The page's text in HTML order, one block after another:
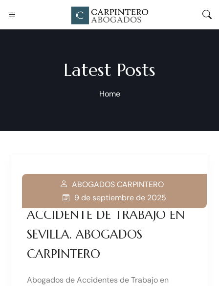
Latest Posts
Home
ACCIDENTE DE TRABAJO EN
SEVILLA. ABOGADOS
CARPINTERO
ABOGADOS CARPINTERO
9 de septiembre de 2025
Abogados de Accidentes de Trabajo en